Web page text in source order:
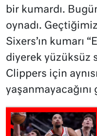
bir kumardı.
oynadı.
Sixers’ın kumarı
diyerek yüzüksüz
Clippers için